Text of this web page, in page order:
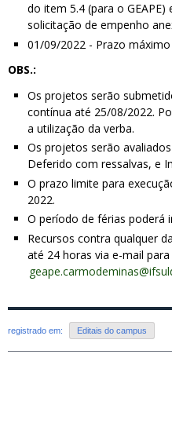
do item 5.4 (para o
solicitação de empenho
01/09/2022 - Prazo
OBS.:
Os projetos serão
contínua até 25/08/2022.
a utilização da verba.
Os projetos serão
Deferido com ressalvas, e
O prazo limite para
2022.
O período de férias poderá
Recursos contra qualquer
até 24 horas via e-mail para
registrado em: Editais do campus